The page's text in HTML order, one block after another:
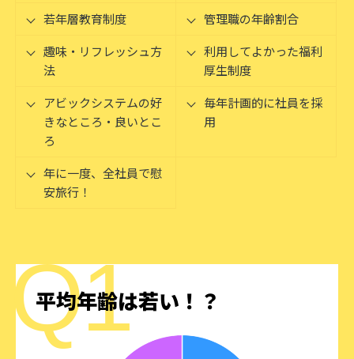
若年層教育制度
管理職の年齢割合
趣味・リフレッシュ方
法
利用してよかった福利
厚生制度
アビックシステムの好
きなところ・良いとこ
ろ
毎年計画的に社員を採
用
年に一度、全社員で慰
安旅行！
平均年齢は若い！？